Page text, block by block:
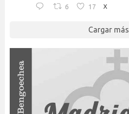
6 17 X
Cargar más